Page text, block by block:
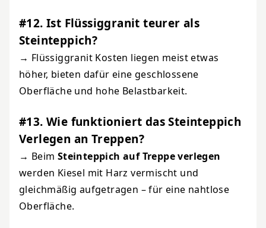
#12. Ist Flüssiggranit teurer als
Steinteppich?
→ Flüssiggranit Kosten liegen meist etwas
höher, bieten dafür eine geschlossene
Oberfläche und hohe Belastbarkeit.
#13. Wie funktioniert das Steinteppich
Verlegen an Treppen?
→ Beim Steinteppich auf Treppe verlegen
werden Kiesel mit Harz vermischt und
gleichmäßig aufgetragen – für eine nahtlose
Oberfläche.